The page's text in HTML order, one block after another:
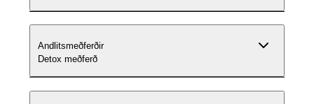
Andlitsmeðferðir
Detox meðferð